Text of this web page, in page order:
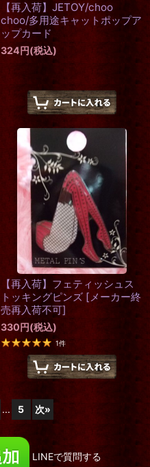
【再入荷】JETOY/choo
choo/多用途キャットポップア
ップカード
324円(税込)
【再入荷】フェティッシュス
トッキングピンズ [メーカー終
売再入荷不可]
330円(税込)
1件
... 5 次»
LINEで質問する